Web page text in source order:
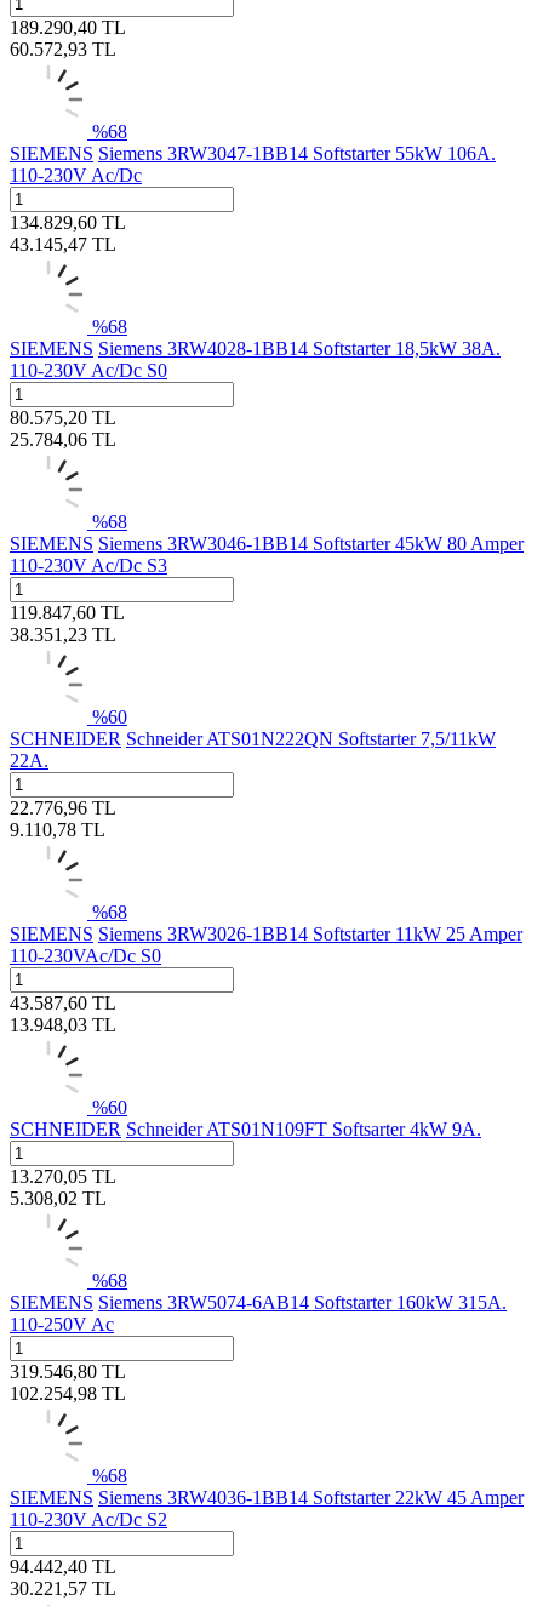
189.290,40 TL
60.572,93 TL
%68
SIEMENS Siemens 3RW3047-1BB14 Softstarter 55kW 106A.
110-230V Ac/Dc
134.829,60 TL
43.145,47 TL
%68
SIEMENS Siemens 3RW4028-1BB14 Softstarter 18,5kW 38A.
110-230V Ac/Dc S0
80.575,20 TL
25.784,06 TL
%68
SIEMENS Siemens 3RW3046-1BB14 Softstarter 45kW 80 Amper
110-230V Ac/Dc S3
119.847,60 TL
38.351,23 TL
%60
SCHNEIDER Schneider ATS01N222QN Softstarter 7,5/11kW
22A.
22.776,96 TL
9.110,78 TL
%68
SIEMENS Siemens 3RW3026-1BB14 Softstarter 11kW 25 Amper
110-230VAc/Dc S0
43.587,60 TL
13.948,03 TL
%60
SCHNEIDER Schneider ATS01N109FT Softsarter 4kW 9A.
13.270,05 TL
5.308,02 TL
%68
SIEMENS Siemens 3RW5074-6AB14 Softstarter 160kW 315A.
110-250V Ac
319.546,80 TL
102.254,98 TL
%68
SIEMENS Siemens 3RW4036-1BB14 Softstarter 22kW 45 Amper
110-230V Ac/Dc S2
94.442,40 TL
30.221,57 TL